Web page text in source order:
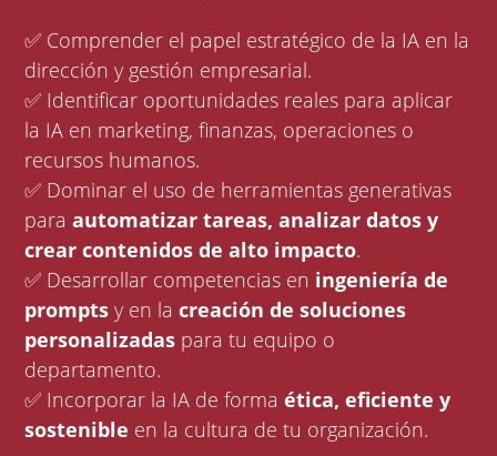
✅ Comprender el papel estratégico de la IA en la
dirección y gestión empresarial.
✅ Identificar oportunidades reales para aplicar
la IA en marketing, finanzas, operaciones o
recursos humanos.
✅ Dominar el uso de herramientas generativas
paraautomatizar tareas, analizar datos y
crear contenidos de alto impacto.
✅ Desarrollar competencias en ingeniería de
prompts y en lacreación de soluciones
personalizadas para tu equipo o
departamento.
✅ Incorporar la IA de formaética, eficiente y
sostenible en la cultura de tu organización.